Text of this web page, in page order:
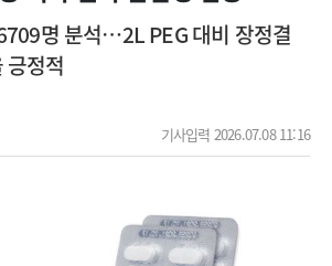
명 분석…2L PEG 대비 장정결
긍정적
기사입력 2026.07.08 11:16